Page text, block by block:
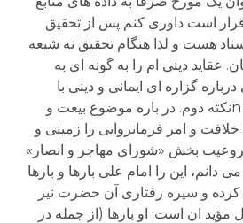
است داوری کنم پس از تحقیق
هست و لذا هنگام تحقیق نه شیعه
عقاید دینی ام را به گونه ای به
گزاره ای ایمانی و دینی با
معیارهای دیگری است. nنکته دوم. در باره موضوع بیعت و
و امر فرمانروایی را زمینی و
بخش «شورای مهاجر و انصار»
این را امام علی بارها و بارها
کرده و سیره رفتاری آن حضرت نیز
ان است. او بارها (از جمله در